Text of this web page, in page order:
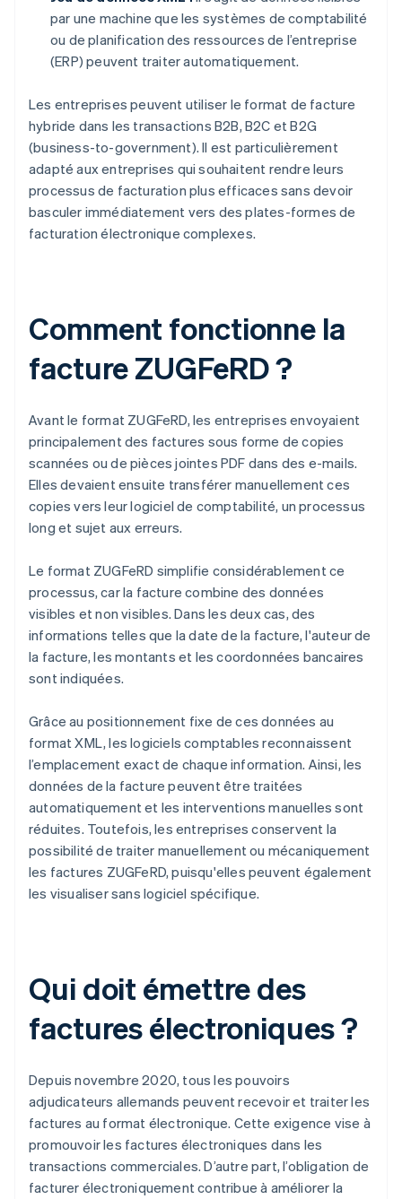
par une machine que les systèmes de comptabilité
ou de planification des ressources de l’entreprise
(ERP) peuvent traiter automatiquement.
Les entreprises peuvent utiliser le format de facture
hybride dans les transactions B2B, B2C et B2G
(business-to-government). Il est particulièrement
adapté aux entreprises qui souhaitent rendre leurs
processus de facturation plus efficaces sans devoir
basculer immédiatement vers des plates-formes de
facturation électronique complexes.
Comment fonctionne la
facture ZUGFeRD ?
Avant le format ZUGFeRD, les entreprises envoyaient
principalement des factures sous forme de copies
scannées ou de pièces jointes PDF dans des e-mails.
Elles devaient ensuite transférer manuellement ces
copies vers leur logiciel de comptabilité, un processus
long et sujet aux erreurs.
Le format ZUGFeRD simplifie considérablement ce
processus, car la facture combine des données
visibles et non visibles. Dans les deux cas, des
informations telles que la date de la facture, l'auteur de
la facture, les montants et les coordonnées bancaires
sont indiquées.
Grâce au positionnement fixe de ces données au
format XML, les logiciels comptables reconnaissent
l’emplacement exact de chaque information. Ainsi, les
données de la facture peuvent être traitées
automatiquement et les interventions manuelles sont
réduites. Toutefois, les entreprises conservent la
possibilité de traiter manuellement ou mécaniquement
les factures ZUGFeRD, puisqu'elles peuvent également
les visualiser sans logiciel spécifique.
Qui doit émettre des
factures électroniques ?
Depuis novembre 2020, tous les pouvoirs
adjudicateurs allemands peuvent recevoir et traiter les
factures au format électronique. Cette exigence vise à
promouvoir les factures électroniques dans les
transactions commerciales. D’autre part, l’obligation de
facturer électroniquement contribue à améliorer la